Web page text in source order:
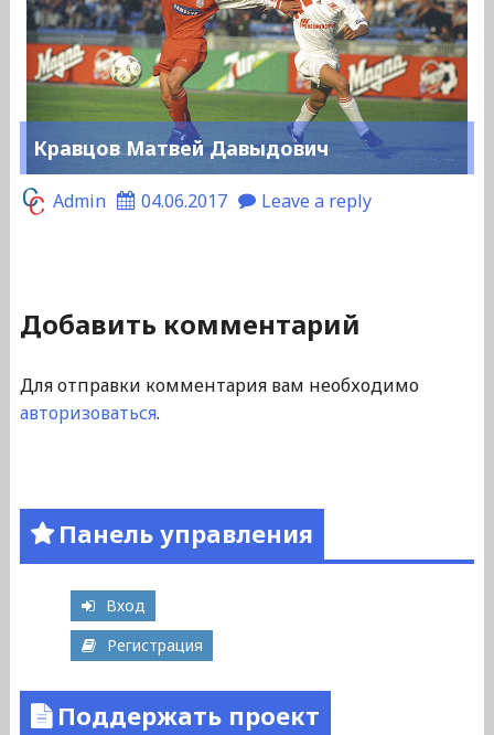
Кравцов Матвей Давыдович
Admin 04.06.2017 Leave a reply
Добавить комментарий
Для отправки комментария вам необходимо
авторизоваться.
Панель управления
Вход
Регистрация
Поддержать проект